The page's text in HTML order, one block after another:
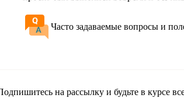
Часто задаваемые вопросы и
на рассылку и будьте в курсе